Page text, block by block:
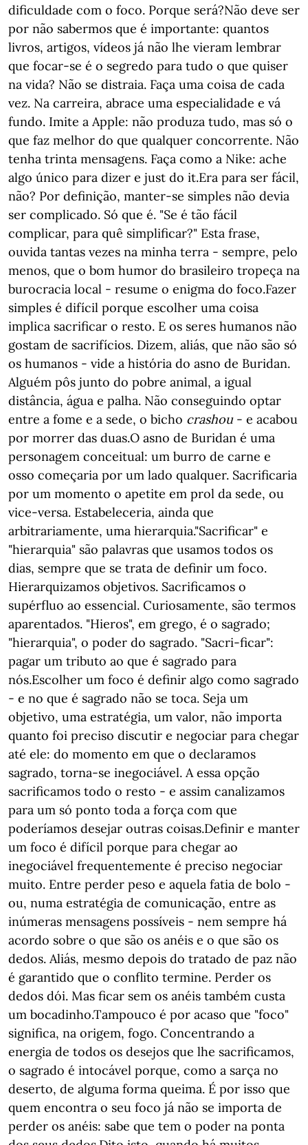
dificuldade com o foco. Porque será?Não deve ser
por não sabermos que é importante: quantos
livros, artigos, vídeos já não lhe vieram lembrar
que focar-se é o segredo para tudo o que quiser
na vida? Não se distraia. Faça uma coisa de cada
vez. Na carreira, abrace uma especialidade e vá
fundo. Imite a Apple: não produza tudo, mas só o
que faz melhor do que qualquer concorrente. Não
tenha trinta mensagens. Faça como a Nike: ache
algo único para dizer e just do it.Era para ser fácil,
não? Por definição, manter-se simples não devia
ser complicado. Só que é. "Se é tão fácil
complicar, para quê simplificar?" Esta frase,
ouvida tantas vezes na minha terra - sempre, pelo
menos, que o bom humor do brasileiro tropeça na
burocracia local - resume o enigma do foco.Fazer
simples é difícil porque escolher uma coisa
implica sacrificar o resto. E os seres humanos não
gostam de sacrifícios. Dizem, aliás, que não são só
os humanos - vide a história do asno de Buridan.
Alguém pôs junto do pobre animal, a igual
distância, água e palha. Não conseguindo optar
entre a fome e a sede, o bicho crashou- e acabou
por morrer das duas.O asno de Buridan é uma
personagem conceitual: um burro de carne e
osso começaria por um lado qualquer. Sacrificaria
por um momento o apetite em prol da sede, ou
vice-versa. Estabeleceria, ainda que
arbitrariamente, uma hierarquia."Sacrificar" e
"hierarquia" são palavras que usamos todos os
dias, sempre que se trata de definir um foco.
Hierarquizamos objetivos. Sacrificamos o
supérfluo ao essencial. Curiosamente, são termos
aparentados. "Hieros", em grego, é o sagrado;
"hierarquia", o poder do sagrado. "Sacri-ficar":
pagar um tributo ao que é sagrado para
nós.Escolher um foco é definir algo como sagrado
- e no que é sagrado não se toca. Seja um
objetivo, uma estratégia, um valor, não importa
quanto foi preciso discutir e negociar para chegar
até ele: do momento em que o declaramos
sagrado, torna-se inegociável. A essa opção
sacrificamos todo o resto - e assim canalizamos
para um só ponto toda a força com que
poderíamos desejar outras coisas.Definir e manter
um foco é difícil porque para chegar ao
inegociável frequentemente é preciso negociar
muito. Entre perder peso e aquela fatia de bolo -
ou, numa estratégia de comunicação, entre as
inúmeras mensagens possíveis - nem sempre há
acordo sobre o que são os anéis e o que são os
dedos. Aliás, mesmo depois do tratado de paz não
é garantido que o conflito termine. Perder os
dedos dói. Mas ficar sem os anéis também custa
um bocadinho.Tampouco é por acaso que "foco"
significa, na origem, fogo. Concentrando a
energia de todos os desejos que lhe sacrificamos,
o sagrado é intocável porque, como a sarça no
deserto, de alguma forma queima. É por isso que
quem encontra o seu foco já não se importa de
perder os anéis: sabe que tem o poder na ponta